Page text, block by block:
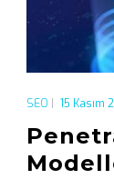
SEO 15 Kasım